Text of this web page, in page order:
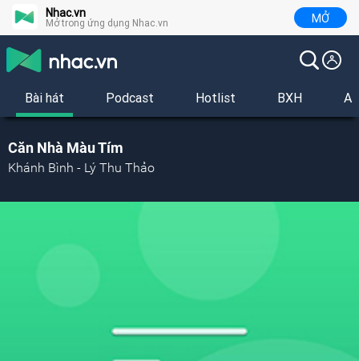
Nhac.vn
Mở trong ứng dụng Nhac.vn MỞ
Bài hát Podcast Hotlist BXH
Căn Nhà Màu Tím
Khánh Bình - Lý Thu Thảo